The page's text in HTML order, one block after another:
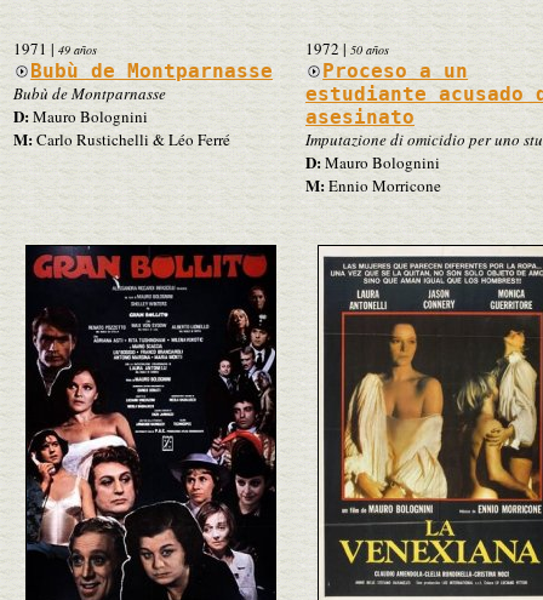
1971| 49 años
Bubù de Montparnasse
Bubù de Montparnasse
D:Mauro Bolognini
M:Carlo Rustichelli & Léo Ferré
1972|50 años
Proceso a un
estudiante acusado
asesinato
Imputazione di omicidio per uno
D:Mauro Bolognini
M:Ennio Morricone